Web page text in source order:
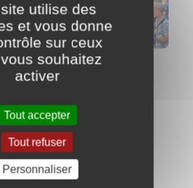
au05/06/26 à 21:30
du vendredi 5 juin à
profit de l'association des
Les Beaune !
utilise des
et vous donne
sur ceux
souhaitez
activer
Tout accepter
Tout refuser
Personnaliser